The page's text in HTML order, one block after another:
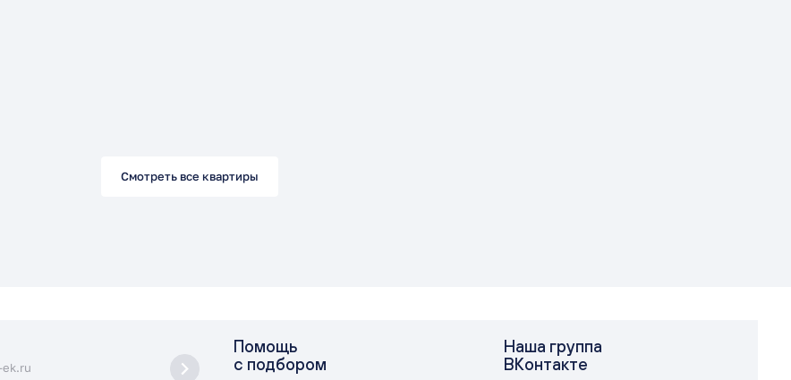
Смотреть все квартиры
Помощь
с подбором
Наша группа
ВКонтакте